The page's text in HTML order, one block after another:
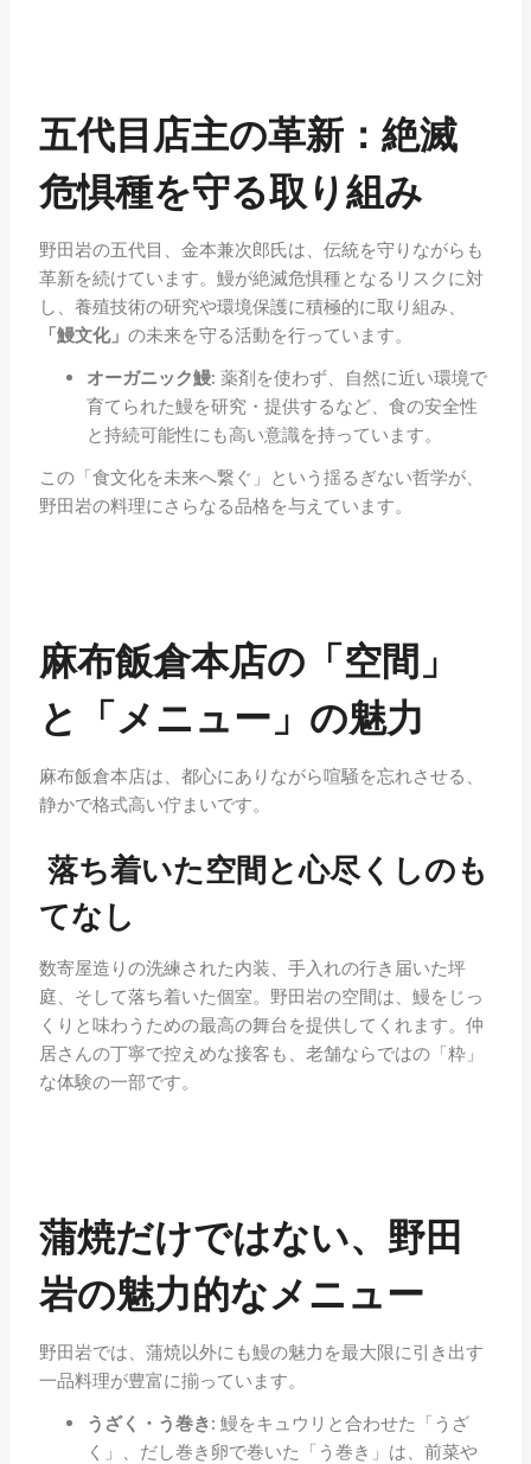
五代目店主の革新：絶滅
危惧種を守る取り組み
野田岩の五代目、金本兼次郎氏は、伝統を守りながらも
革新を続けています。鰻が絶滅危惧種となるリスクに対
し、養殖技術の研究や環境保護に積極的に取り組み、
「鰻文化」 の未来を守る活動を行っています。
オーガニック鰻: 薬剤を使わず、自然に近い環境で
育てられた鰻を研究・提供するなど、食の安全性
と持続可能性にも高い意識を持っています。
この「食文化を未来へ繋ぐ」という揺るぎない哲学が、
野田岩の料理にさらなる品格を与えています。
麻布飯倉本店の「空間」
と「メニュー」の魅力
麻布飯倉本店は、都心にありながら喧騒を忘れさせる、
静かで格式高い佇まいです。
落ち着いた空間と心尽くしのも
てなし
数寄屋造りの洗練された内装、手入れの行き届いた坪
庭、そして落ち着いた個室。野田岩の空間は、鰻をじっ
くりと味わうための最高の舞台を提供してくれます。仲
居さんの丁寧で控えめな接客も、老舗ならではの「粋」
な体験の一部です。
蒲焼だけではない、野田
岩の魅力的なメニュー
野田岩では、蒲焼以外にも鰻の魅力を最大限に引き出す
一品料理が豊富に揃っています。
うざく・う巻き: 鰻をキュウリと合わせた「うざ
く」、だし巻き卵で巻いた「う巻き」は、前菜や